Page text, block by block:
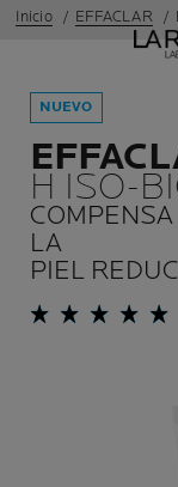
Inicio EFFACLAR
NUEVO
H ISO-
LA
PIEL